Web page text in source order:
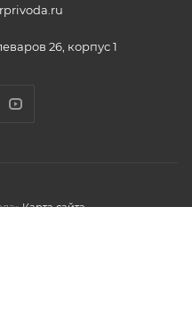
26, корпус 1
Карта сайта